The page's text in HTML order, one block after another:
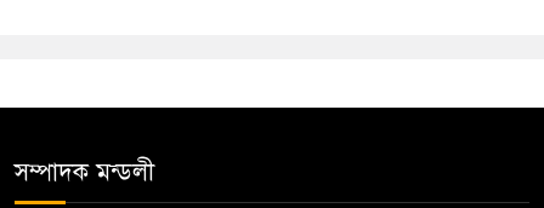
সম্পাদক মন্ডলী